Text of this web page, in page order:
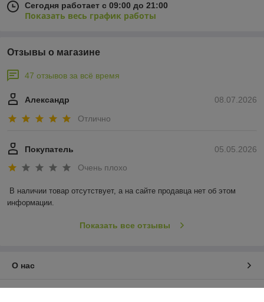
Сегодня работает с 09:00 до 21:00
Показать весь график работы
Отзывы о магазине
47 отзывов за всё время
08.07.2026
Александр
Отлично
05.05.2026
Покупатель
Очень плохо
В наличии товар отсутствует, а на сайте продавца нет об этом
информации.
Показать все отзывы
О нас